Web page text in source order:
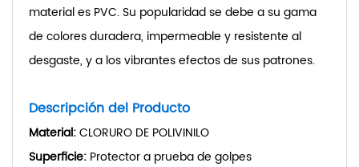
material es PVC. Su popularidad se debe a su gama
de colores duradera, impermeable y resistente al
desgaste, y a los vibrantes efectos de sus patrones.
Descripción del Producto
Material:CLORURO DE POLIVINILO
Superficie: Protector a prueba de golpes